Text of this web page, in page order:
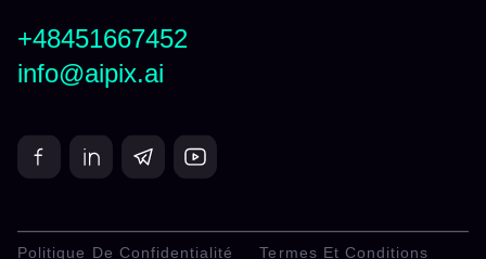
+48451667452
info@aipix.ai
Politique De Confidentialité Termes Et Conditions